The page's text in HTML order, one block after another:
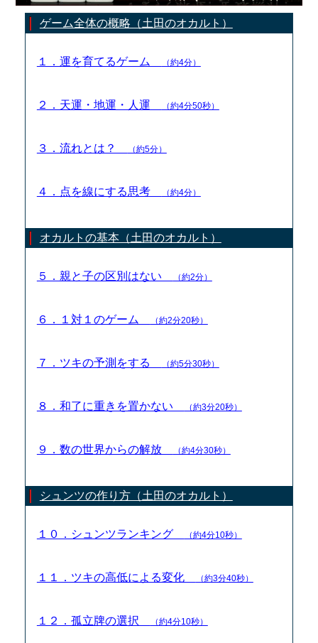
ゲーム全体の概略（土田のオカルト）
１．運を育てるゲーム （約4分）
２．天運・地運・人運 （約4分50秒）
３．流れとは？ （約5分）
４．点を線にする思考 （約4分）
オカルトの基本（土田のオカルト）
５．親と子の区別はない （約2分）
６．１対１のゲーム （約2分20秒）
７．ツキの予測をする （約5分30秒）
８．和了に重きを置かない （約3分20秒）
９．数の世界からの解放 （約4分30秒）
シュンツの作り方（土田のオカルト）
１０．シュンツランキング （約4分10秒）
１１．ツキの高低による変化 （約3分40秒）
１２．孤立牌の選択 （約4分10秒）